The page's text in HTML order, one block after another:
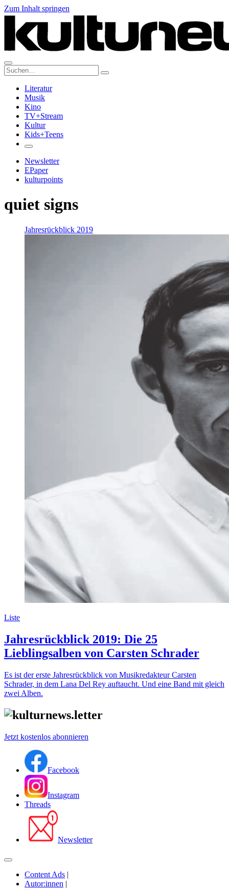
Zum Inhalt springen
Suche:
Literatur
Musik
Kino
TV+Stream
Kultur
Kids+Teens
Newsletter
EPaper
kulturpoints
quiet signs
Jahresrückblick 2019
Liste
Jahresrückblick 2019: Die 25
Lieblingsalben von Carsten Schrader
Es ist der erste Jahresrückblick von Musikredakteur Carsten
Schrader, in dem Lana Del Rey auftaucht. Und eine Band mit gleich
zwei Alben.
Jetzt kostenlos abonnieren
Facebook
Instagram
Threads
Newsletter
Content Ads |
Autor:innen |